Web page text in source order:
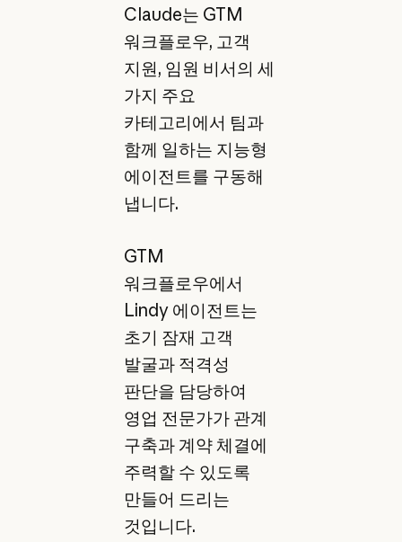
Claude는 GTM
워크플로우, 고객
지원, 임원 비서의 세
가지 주요
카테고리에서 팀과
함께 일하는 지능형
에이전트를 구동해
냅니다.
GTM
워크플로우에서
Lindy 에이전트는
초기 잠재 고객
발굴과 적격성
판단을 담당하여
영업 전문가가 관계
구축과 계약 체결에
주력할 수 있도록
만들어 드리는
것입니다.